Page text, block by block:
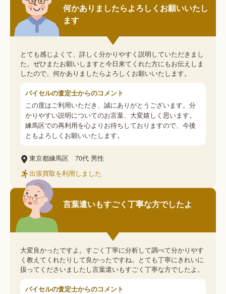
何かありましたらよろしくお願いいたし
ます
とても感じよくて、詳しく分かりやすく説明していただきまし
た。ぜひまたお願いしますと今日来てくれた方にもお伝えしま
したので、何かありましたらよろしくお願いいたします。
バイセルの査定士からのコメント
この度はご利用いただき、誠にありがとうございます。分
かりやすい説明についてのお言葉、大変嬉しく思います。
練馬区での再利用を心よりお待ちしておりますので、今後
ともよろしくお願いいたします。
東京都練馬区 70代 男性
出張買取を利用しました
言葉遣いもすごく丁寧な方でしたよ
大変良かったですよ。すごく丁寧に分析して調べて分かりやす
く教えてくれたりして良かったですね。とても丁寧にきれいに
扱ってくださいましたし言葉遣いもすごく丁寧な方でしたよ。
バイセルの査定士からのコメント